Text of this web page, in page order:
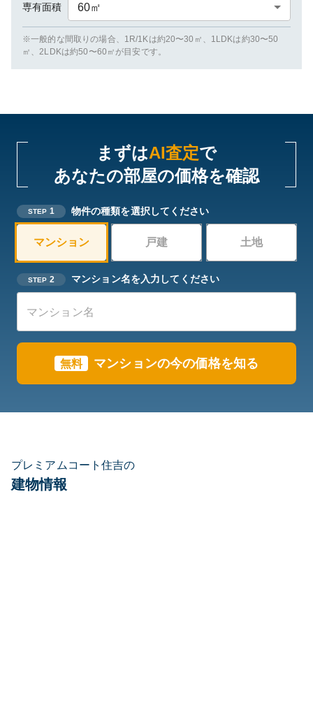
専有面積 60㎡
※一般的な間取りの場合、1R/1Kは約20〜30㎡、1LDKは約30〜50
㎡、2LDKは約50〜60㎡が目安です。
まずはAI査定で
あなたの部屋の価格を確認
STEP 1 物件の種類を選択してください
マンション 戸建 土地
STEP 2 マンション名を入力してください
無料 マンションの今の価格を知る
プレミアムコート住吉の
建物情報